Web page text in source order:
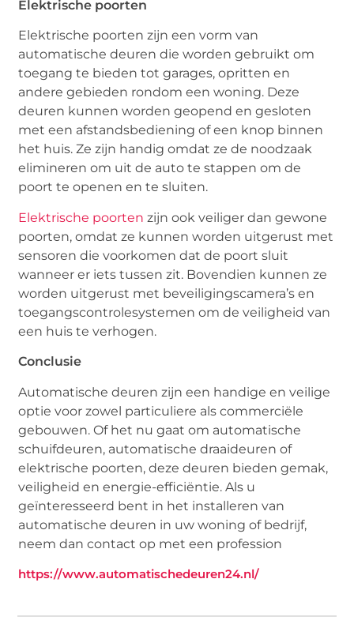
Elektrische poorten
Elektrische poorten zijn een vorm van
automatische deuren die worden gebruikt om
toegang te bieden tot garages, opritten en
andere gebieden rondom een woning. Deze
deuren kunnen worden geopend en gesloten
met een afstandsbediening of een knop binnen
het huis. Ze zijn handig omdat ze de noodzaak
elimineren om uit de auto te stappen om de
poort te openen en te sluiten.
Elektrische poorten zijn ook veiliger dan gewone
poorten, omdat ze kunnen worden uitgerust met
sensoren die voorkomen dat de poort sluit
wanneer er iets tussen zit. Bovendien kunnen ze
worden uitgerust met beveiligingscamera’s en
toegangscontrolesystemen om de veiligheid van
een huis te verhogen.
Conclusie
Automatische deuren zijn een handige en veilige
optie voor zowel particuliere als commerciële
gebouwen. Of het nu gaat om automatische
schuifdeuren, automatische draaideuren of
elektrische poorten, deze deuren bieden gemak,
veiligheid en energie-efficiëntie. Als u
geïnteresseerd bent in het installeren van
automatische deuren in uw woning of bedrijf,
neem dan contact op met een profession
https://www.automatischedeuren24.nl/